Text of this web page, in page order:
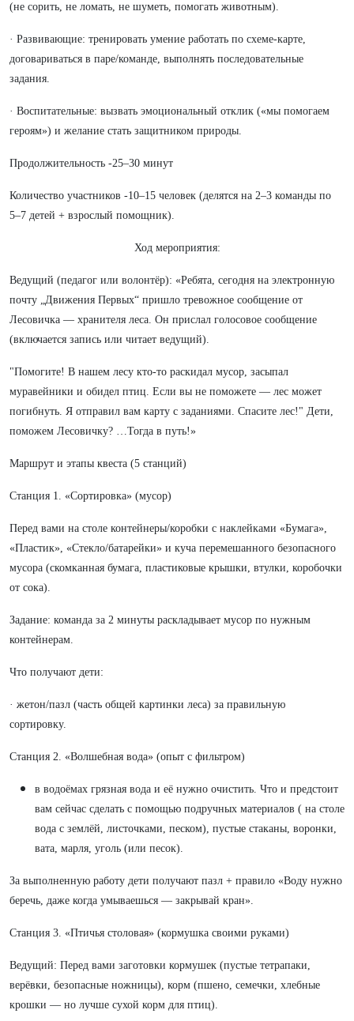
(не сорить, не ломать, не шуметь, помогать животным).
· Развивающие: тренировать умение работать по схеме-карте,
договариваться в паре/команде, выполнять последовательные
задания.
· Воспитательные: вызвать эмоциональный отклик («мы помогаем
героям») и желание стать защитником природы.
Продолжительность -25–30 минут
Количество участников -10–15 человек (делятся на 2–3 команды по
5–7 детей + взрослый помощник).
Ход мероприятия:
Ведущий (педагог или волонтёр): «Ребята, сегодня на электронную
почту „Движения Первых“ пришло тревожное сообщение от
Лесовичка — хранителя леса. Он прислал голосовое сообщение
(включается запись или читает ведущий).
"Помогите! В нашем лесу кто-то раскидал мусор, засыпал
муравейники и обидел птиц. Если вы не поможете — лес может
погибнуть. Я отправил вам карту с заданиями. Спасите лес!" Дети,
поможем Лесовичку? …Тогда в путь!»
Маршрут и этапы квеста (5 станций)
Станция 1. «Сортировка» (мусор)
Перед вами на столе контейнеры/коробки с наклейками «Бумага»,
«Пластик», «Стекло/батарейки» и куча перемешанного безопасного
мусора (скомканная бумага, пластиковые крышки, втулки, коробочки
от сока).
Задание: команда за 2 минуты раскладывает мусор по нужным
контейнерам.
Что получают дети:
· жетон/пазл (часть общей картинки леса) за правильную
сортировку.
Станция 2. «Волшебная вода» (опыт с фильтром)
в водоёмах грязная вода и её нужно очистить. Что и предстоит
вам сейчас сделать с помощью подручных материалов ( на столе
вода с землёй, листочками, песком), пустые стаканы, воронки,
вата, марля, уголь (или песок).
За выполненную работу дети получают пазл + правило «Воду нужно
беречь, даже когда умываешься — закрывай кран».
Станция 3. «Птичья столовая» (кормушка своими руками)
Ведущий: Перед вами заготовки кормушек (пустые тетрапаки,
верёвки, безопасные ножницы), корм (пшено, семечки, хлебные
крошки — но лучше сухой корм для птиц).